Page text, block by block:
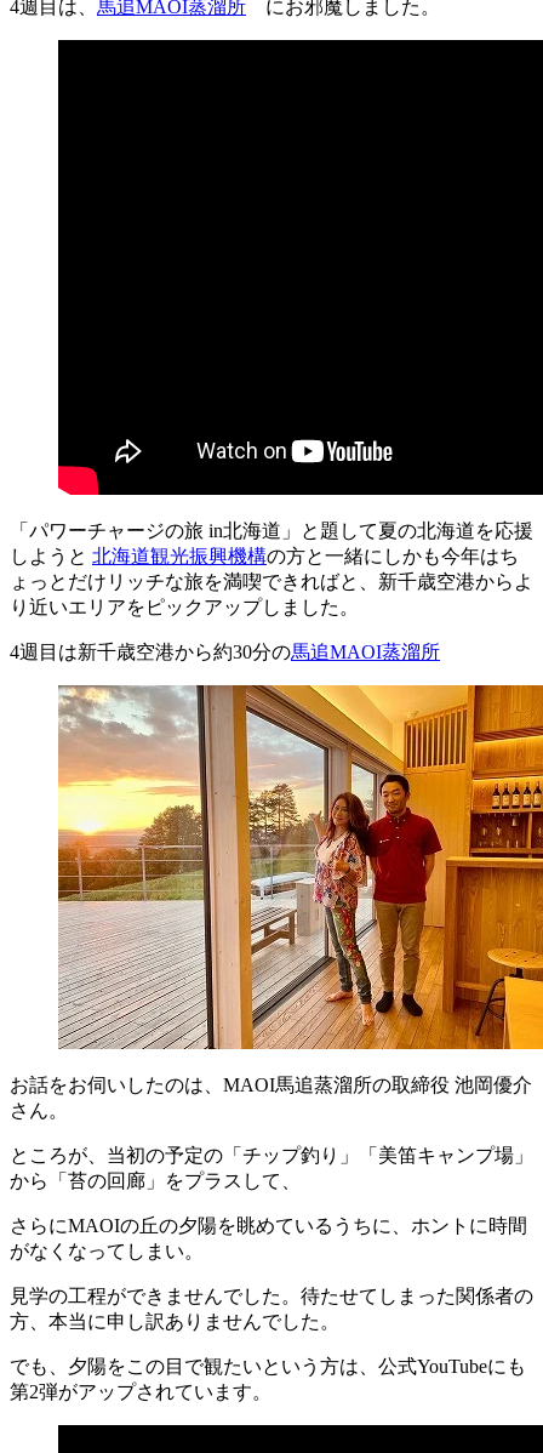
4週目は、 馬追MAOI蒸溜所 にお邪魔しました。
「パワーチャージの旅 in北海道」と題して夏の北海道を応援
しようと 北海道観光振興機構の方と一緒にしかも今年はち
ょっとだけリッチな旅を満喫できればと、新千歳空港からよ
り近いエリアをピックアップしました。
4週目は新千歳空港から約30分の馬追MAOI蒸溜所
お話をお伺いしたのは、MAOI馬追蒸溜所の取締役 池岡優介
さん。
ところが、当初の予定の「チップ釣り」「美笛キャンプ場」
から「苔の回廊」をプラスして、
さらにMAOIの丘の夕陽を眺めているうちに、ホントに時間
がなくなってしまい。
見学の工程ができませんでした。待たせてしまった関係者の
方、本当に申し訳ありませんでした。
でも、夕陽をこの目で観たいという方は、公式YouTubeにも
第2弾がアップされています。